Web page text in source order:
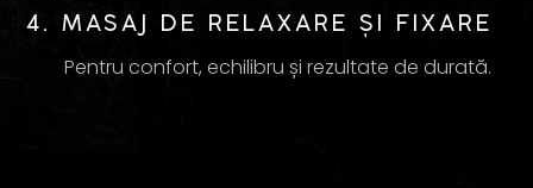
4. MASAJ DE RELAXARE ȘI FIXARE
Pentru confort, echilibru și rezultate de durată.